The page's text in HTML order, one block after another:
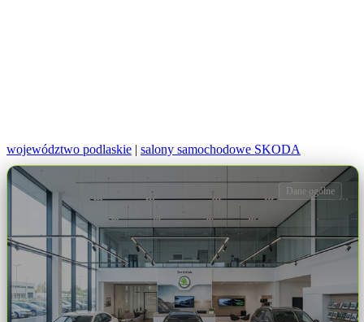
województwo podlaskie | salony samochodowe SKODA
Dane ogólne